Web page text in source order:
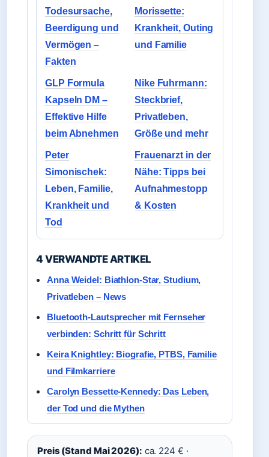
Todesursache,
Beerdigung und
Vermögen –
Fakten
Morissette:
Krankheit, Outing
und Familie
GLP Formula
Kapseln DM –
Effektive Hilfe
beim Abnehmen
Nike Fuhrmann:
Steckbrief,
Privatleben,
Größe und mehr
Peter
Simonischek:
Leben, Familie,
Krankheit und
Tod
Frauenarzt in der
Nähe: Tipps bei
Aufnahmestopp
& Kosten
4 VERWANDTE ARTIKEL
Anna Weidel: Biathlon-Star, Studium,
Privatleben – News
Bluetooth-Lautsprecher mit Fernseher
verbinden: Schritt für Schritt
Keira Knightley: Biografie, PTBS, Familie
und Filmkarriere
Carolyn Bessette-Kennedy: Das Leben,
der Tod und die Mythen
Preis (Stand Mai 2026): ca. 224 € ·